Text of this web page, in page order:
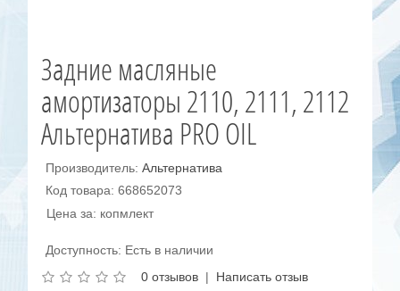
Задние масляные
амортизаторы 2110, 2111, 2112
Альтернатива PRO OIL
Производитель:Альтернатива
Код товара: 668652073
Цена за: копмлект
Доступность: Есть в наличии
0 отзывов | Написать отзыв